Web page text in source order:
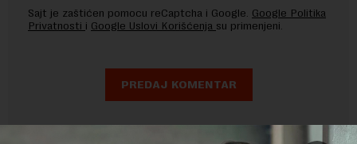
Sajt je zaštićen pomocu reCaptcha i Google. Google Politika
Privatnosti i Google Uslovi Korišćenja su primenjeni.